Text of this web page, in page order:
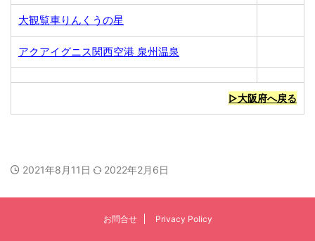
大観覧車りんくうの星
アクアイグニス関西空港 泉州温泉
▷大阪府へ戻る
2021年8月11日 2022年2月6日
お問合せ Privacy Policy